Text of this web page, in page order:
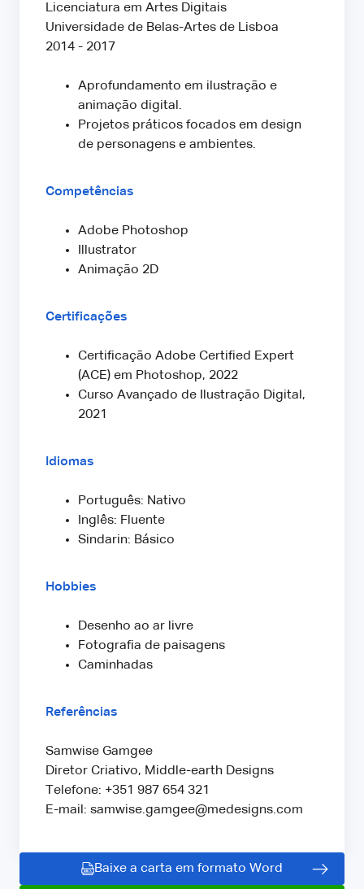
Licenciatura em Artes Digitais
Universidade de Belas-Artes de Lisboa
2014 - 2017
Aprofundamento em ilustração e
animação digital.
Projetos práticos focados em design
de personagens e ambientes.
Competências
Adobe Photoshop
Illustrator
Animação 2D
Certificações
Certificação Adobe Certified Expert
(ACE) em Photoshop, 2022
Curso Avançado de Ilustração Digital,
2021
Idiomas
Português: Nativo
Inglês: Fluente
Sindarin: Básico
Hobbies
Desenho ao ar livre
Fotografia de paisagens
Caminhadas
Referências
Samwise Gamgee
Diretor Criativo, Middle-earth Designs
Telefone: +351 987 654 321
E-mail: samwise.gamgee@medesigns.com
Baixe a carta em formato Word